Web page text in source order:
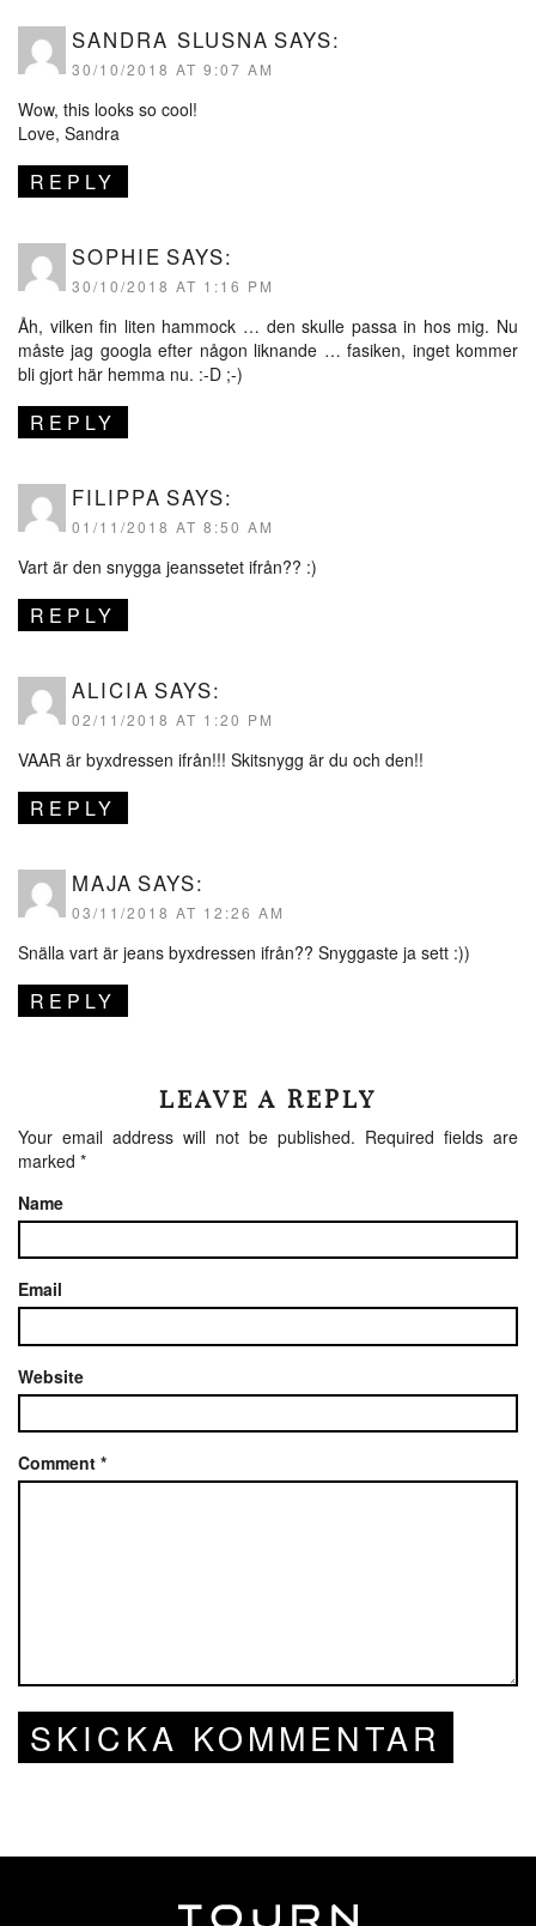
SANDRA SLUSNA SAYS:
30/10/2018 AT 9:07 AM
Wow, this looks so cool!
Love, Sandra
REPLY
SOPHIE SAYS:
30/10/2018 AT 1:16 PM
Åh, vilken fin liten hammock … den skulle passa in hos mig. Nu
måste jag googla efter någon liknande … fasiken, inget kommer
bli gjort här hemma nu. :-D ;-)
REPLY
FILIPPA SAYS:
01/11/2018 AT 8:50 AM
Vart är den snygga jeanssetet ifrån?? :)
REPLY
ALICIA SAYS:
02/11/2018 AT 1:20 PM
VAAR är byxdressen ifrån!!! Skitsnygg är du och den!!
REPLY
MAJA SAYS:
03/11/2018 AT 12:26 AM
Snälla vart är jeans byxdressen ifrån?? Snyggaste ja sett :))
REPLY
LEAVE A REPLY
Your email address will not be published. Required fields are
marked *
Name
Email
Website
Comment *
SKICKA KOMMENTAR